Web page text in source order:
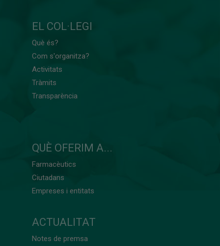
EL COL·LEGI
Què és?
Com s'organitza?
Activitats
Tràmits
Transparència
QUÈ OFERIM A...
Farmacèutics
Ciutadans
Empreses i entitats
ACTUALITAT
Notes de premsa